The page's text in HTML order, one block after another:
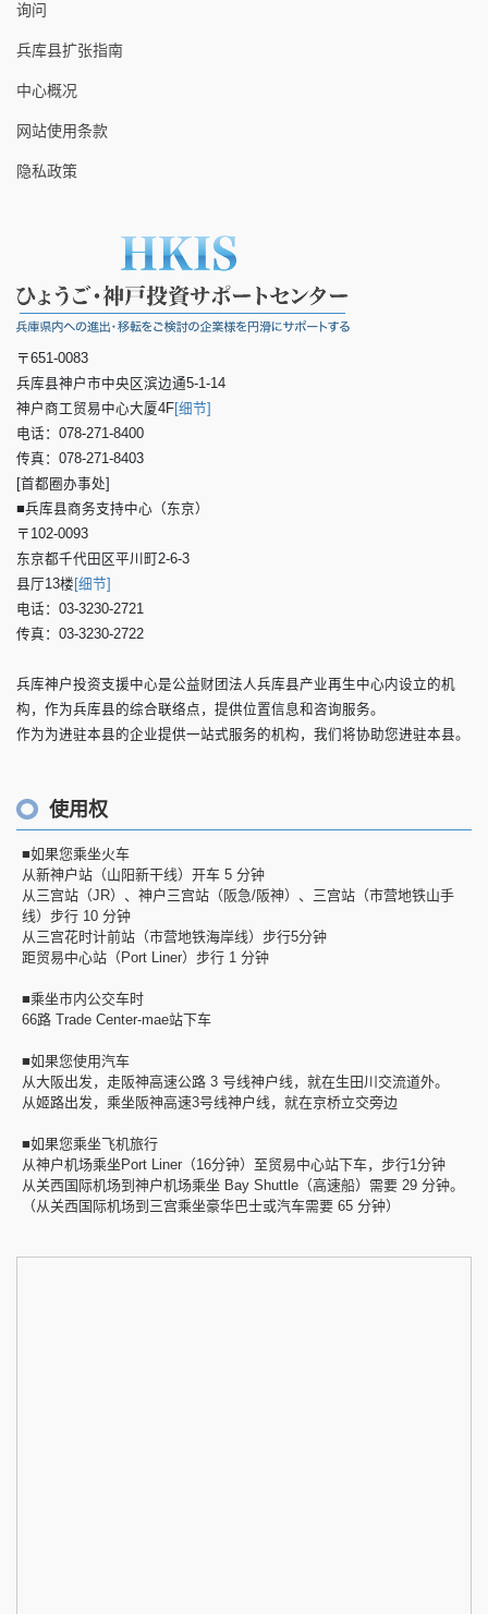
询问
兵库县扩张指南
中心概况
网站使用条款
隐私政策
〒651-0083
兵库县神户市中央区滨边通5-1-14
神户商工贸易中心大厦4F[细节]
电话：078-271-8400
传真：078-271-8403
[首都圈办事处]
■兵库县商务支持中心（东京）
〒102-0093
东京都千代田区平川町2-6-3
县厅13楼 [细节]
电话：03-3230-2721
传真：03-3230-2722
兵库神户投资支援中心是公益财团法人兵库县产业再生中心内设立的机
构，作为兵库县的综合联络点，提供位置信息和咨询服务。
作为为进驻本县的企业提供一站式服务的机构，我们将协助您进驻本县。
使用权
■如果您乘坐火车
从新神户站（山阳新干线）开车 5 分钟
从三宫站（JR）、神户三宫站（阪急/阪神）、三宫站（市营地铁山手
线）步行 10 分钟
从三宫花时计前站（市营地铁海岸线）步行5分钟
距贸易中心站（Port Liner）步行 1 分钟
■乘坐市内公交车时
66路 Trade Center-mae站下车
■如果您使用汽车
从大阪出发，走阪神高速公路 3 号线神户线，就在生田川交流道外。
从姬路出发，乘坐阪神高速3号线神户线，就在京桥立交旁边
■如果您乘坐飞机旅行
从神户机场乘坐Port Liner（16分钟）至贸易中心站下车，步行1分钟
从关西国际机场到神户机场乘坐 Bay Shuttle（高速船）需要 29 分钟。
（从关西国际机场到三宫乘坐豪华巴士或汽车需要 65 分钟）